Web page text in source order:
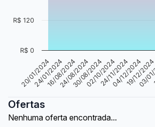
20/01/2024
24/01/2024
16/08/2024
24/08/2024
30/08/2024
02/10/2024
24/11/2024
04/12/2024
19/12/2024
03/
R$ 0
R$ 120
Ofertas
Nenhuma oferta encontrada...